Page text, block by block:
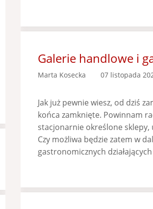
Galerie handlowe i
Marta Kosecka 07 listopada
Jak już pewnie wiesz, od dziś
końca zamknięte. Powinnam
stacjonarnie określone
Czy możliwa będzie zatem w
gastronomicznych